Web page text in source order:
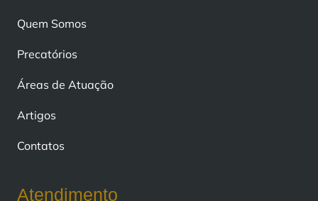
Quem Somos
Precatórios
Áreas de Atuação
Artigos
Contatos
Atendimento